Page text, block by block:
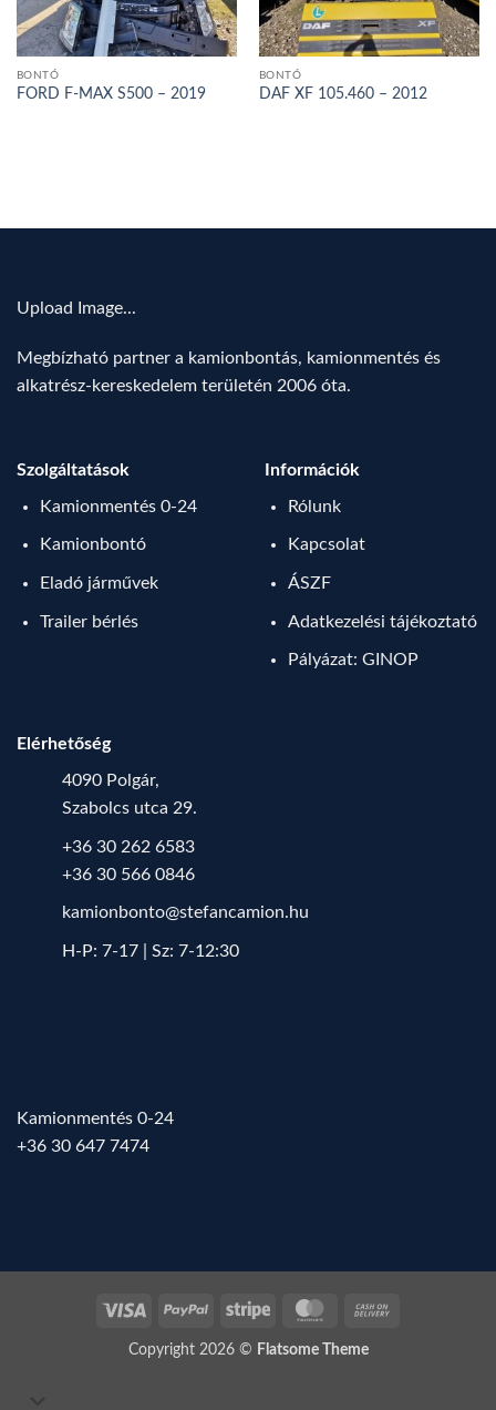
BONTÓ
FORD F-MAX S500 – 2019
BONTÓ
DAF XF 105.460 – 2012
Upload Image...
Megbízható partner a kamionbontás, kamionmentés és
alkatrész-kereskedelem területén 2006 óta.
Szolgáltatások
Kamionmentés 0-24
Kamionbontó
Eladó járművek
Trailer bérlés
Információk
Rólunk
Kapcsolat
ÁSZF
Adatkezelési tájékoztató
Pályázat: GINOP
Elérhetőség
4090 Polgár,
Szabolcs utca 29.
+36 30 262 6583
+36 30 566 0846
kamionbonto@stefancamion.hu
H-P: 7-17 | Sz: 7-12:30
Kamionmentés 0-24
+36 30 647 7474
Visa PayPal Stripe MasterCard
Copyright 2026 © Flatsome Theme